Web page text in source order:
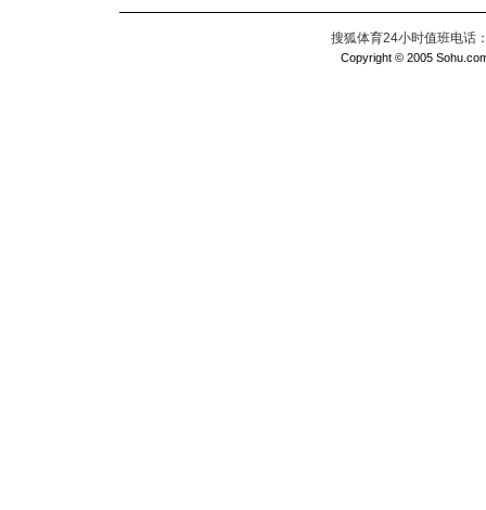
搜狐体育24小时值班电话
Copyright © 2005